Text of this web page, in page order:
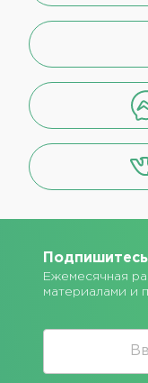
Ежемесячная
материалами и